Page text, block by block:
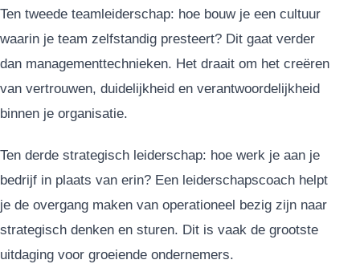
Ten tweede teamleiderschap: hoe bouw je een cultuur
waarin je team zelfstandig presteert? Dit gaat verder
dan managementtechnieken. Het draait om het creëren
van vertrouwen, duidelijkheid en verantwoordelijkheid
binnen je organisatie.
Ten derde strategisch leiderschap: hoe werk je aan je
bedrijf in plaats van erin? Een leiderschapscoach helpt
je de overgang maken van operationeel bezig zijn naar
strategisch denken en sturen. Dit is vaak de grootste
uitdaging voor groeiende ondernemers.